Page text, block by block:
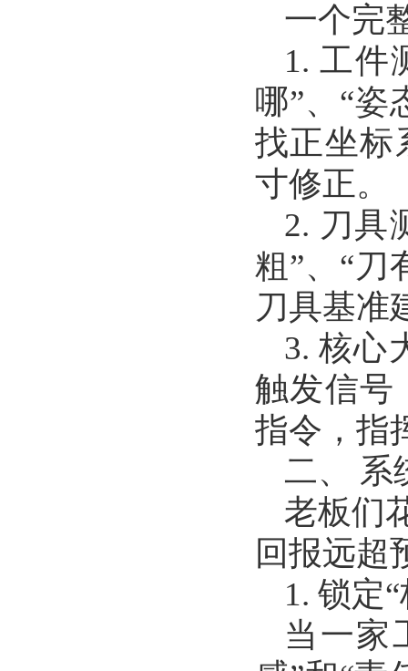
一个完
1. 工件
哪”、“姿
找正坐标
寸修正。
2. 刀具
粗”、“刀
刀具基准
3. 核心
触发信号
指令，指
二、 系
老板们
回报远超
1. 锁定
当一家